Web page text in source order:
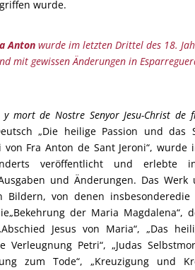
wurde.
Anton wurde im letzten Drittel des 18.
mit gewissen Änderungen in
y mort de Nostre Senyor Jesu-Christ de
„Die heilige Passion und das
von Fra Anton de Sant Jeroni“,
veröffentlicht und erlebte
und Änderungen. Das Werk
Bildern, von denen insbesonderedie
der Maria Magdalena“,
Jesus von Maria“, „Das
Verleugnung Petri“, „Judas
zum Tode“, „Kreuzigung und